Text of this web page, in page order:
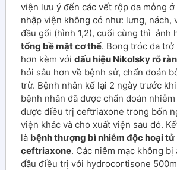
viện lưu ý đến các vết rộp da mỏng
nhập viện không có như: lưng, nách,
đầu gối (hình 1,2), cuối cùng thì ảnh
tổng bề mặt cơ thể. Bong tróc da trở
hơn kèm với dấu hiệu Nikolsky rõ
hỏi sâu hơn về bệnh sử, chẩn đoán
trừ. Bệnh nhân kể lại 2 ngày trước
bệnh nhân đã được chẩn đoán
được điều trị ceftriaxone trong bốn
viện khác và cho xuất viện sau đó.
là bệnh thượng bì nhiễm độc hoại tử
ceftriaxone. Các niêm mạc không bị
đầu điều trị với hydrocortisone